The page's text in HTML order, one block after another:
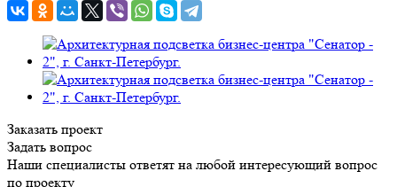
Заказать проект
Задать вопрос
Наши специалисты ответят на любой интересующий вопрос
по проекту